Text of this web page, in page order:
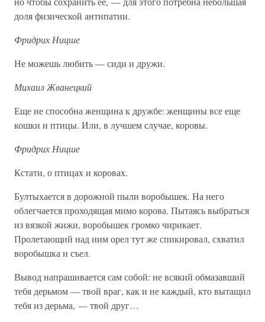
доля физической антипатии.
Фридрих Ницше
Не можешь любить — сиди и дружи.
Михаил Жванецкий
Еще не способна женщина к дружбе: женщины все еще
кошки и птицы. Или, в лучшем случае, коровы.
Фридрих Ницше
Кстати, о птицах и коровах.
Бултыхается в дорожной пыли воробышек. На него
облегчается проходящая мимо корова. Пытаясь выбраться
из вязкой жижи, воробышек громко чирикает.
Пролетающий над ним орел тут же спикировал, схватил
воробышка и съел.
Вывод напрашивается сам собой: не всякий обмазавший
тебя дерьмом — твой враг, как и не каждый, кто вытащил
тебя из дерьма, — твой друг…